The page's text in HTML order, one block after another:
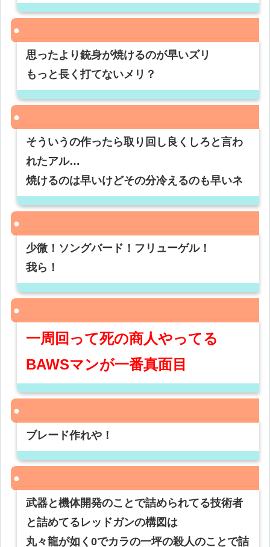
思ったより銃身が焼けるのが早いズリ
もっと長く打てないメリ？
そういうの作ったら取り回し良くしろと言わ
れたアル…
焼けるのは早いけどその分冷えるのも早いネ
少微！ソングバード！フリューゲル！
我ら！
一周回って死の商人やってる
BAWSマンが一番真面目
ブレード作れや！
武器と機体開発のことで詰められてる技術者
と詰めてるレッドガンの構図は
丸々龍が如く0でカラの一坪の殺人のことで詰